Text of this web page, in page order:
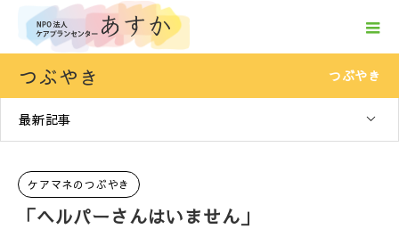
つぶやき つぶやき
最新記事
ケアマネのつぶやき
「ヘルパーさんはいません」